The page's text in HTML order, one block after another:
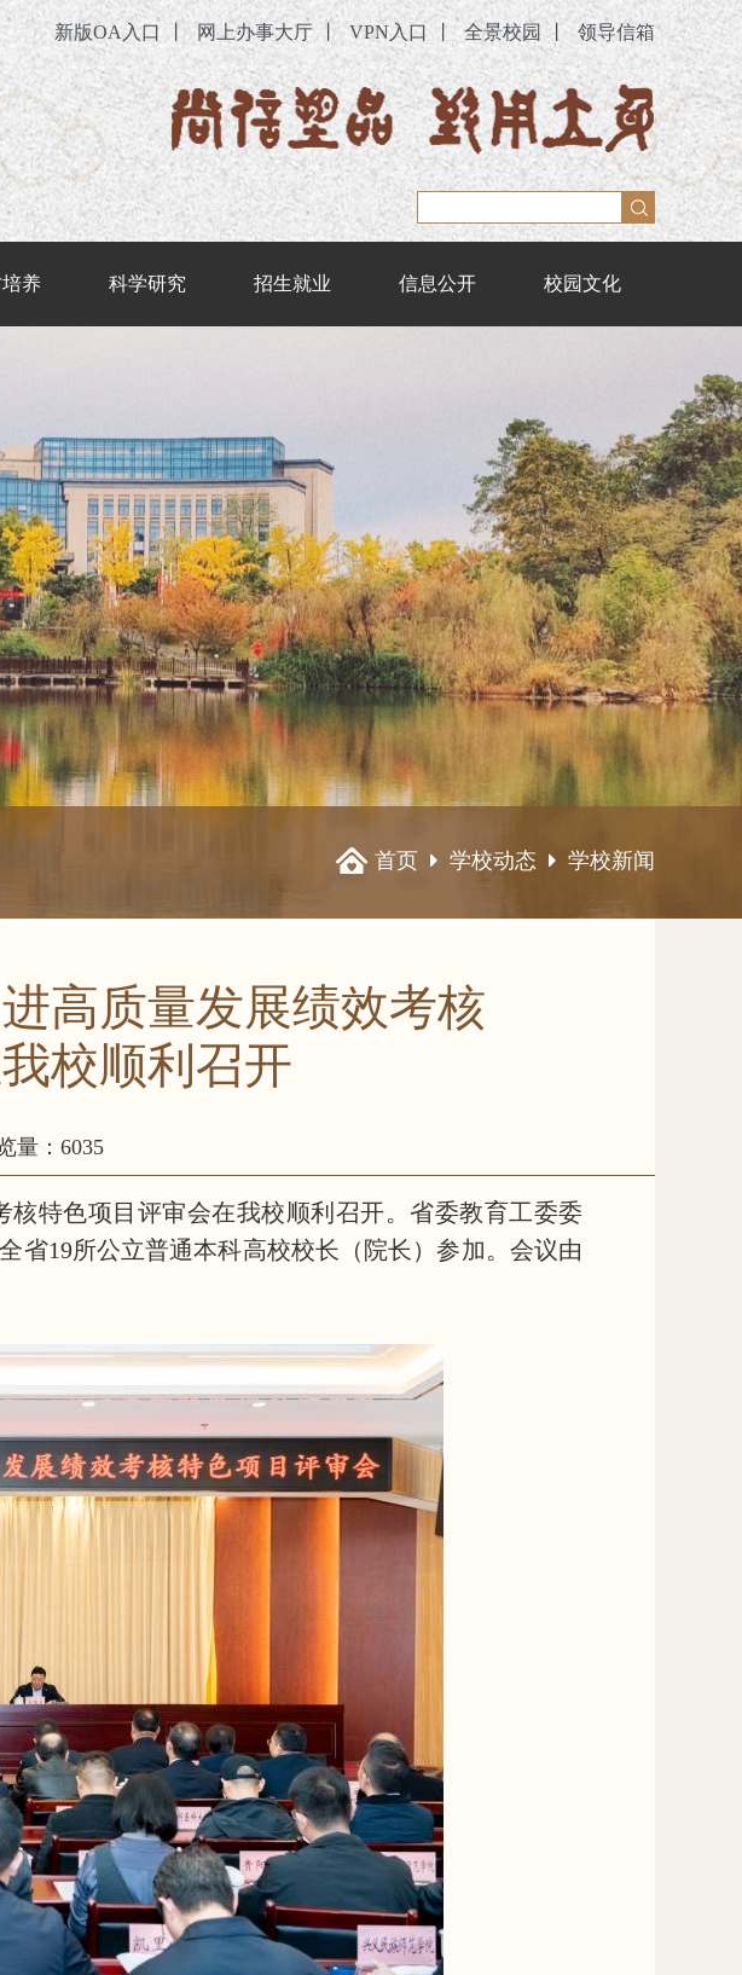
新版OA入口 丨 网上办事大厅 丨 VPN入口 丨 全景校园 丨 领导信箱
培养 科学研究 招生就业 信息公开 校园文化
首页 学校动态 学校新闻
高质量发展绩效考核
校顺利召开
量：6035
核特色项目评审会在我校顺利召开。省委教育工委委
省19所公立普通本科高校校长（院长）参加。会议由